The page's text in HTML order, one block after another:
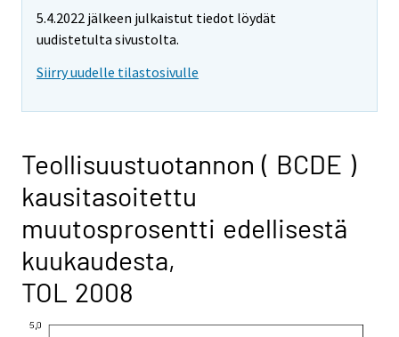
5.4.2022 jälkeen julkaistut tiedot löydät
uudistetulta sivustolta.
Siirry uudelle tilastosivulle
Teollisuustuotannon ( BCDE )
kausitasoitettu
muutosprosentti edellisestä
kuukaudesta,
TOL 2008